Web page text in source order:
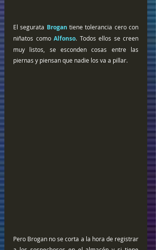
El segurata Brogan tiene tolerancia cero con
niñatos como Alfonso. Todos ellos se creen
muy listos, se esconden cosas entre las
piernas y piensan que nadie los va a pillar.
Pero Brogan no se corta a la hora de registrar